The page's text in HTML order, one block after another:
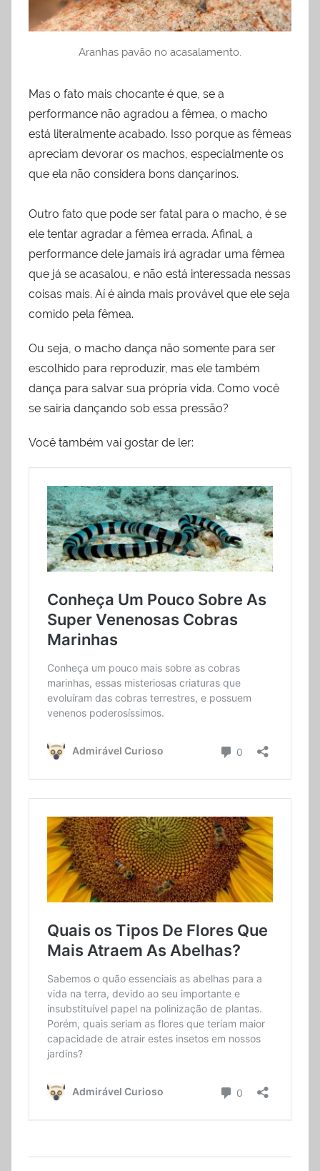
Aranhas pavão no acasalamento.
Mas o fato mais chocante é que, se a
performance não agradou a fêmea, o macho
está literalmente acabado. Isso porque as fêmeas
apreciam devorar os machos, especialmente os
que ela não considera bons dançarinos.
Outro fato que pode ser fatal para o macho, é se
ele tentar agradar a fêmea errada. Afinal, a
performance dele jamais irá agradar uma fêmea
que já se acasalou, e não está interessada nessas
coisas mais. Aí é ainda mais provável que ele seja
comido pela fêmea.
Ou seja, o macho dança não somente para ser
escolhido para reproduzir, mas ele também
dança para salvar sua própria vida. Como você
se sairia dançando sob essa pressão?
Você também vai gostar de ler: